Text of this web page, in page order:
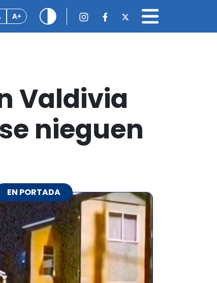
A+
Valdivia
nieguen
EN PORTADA